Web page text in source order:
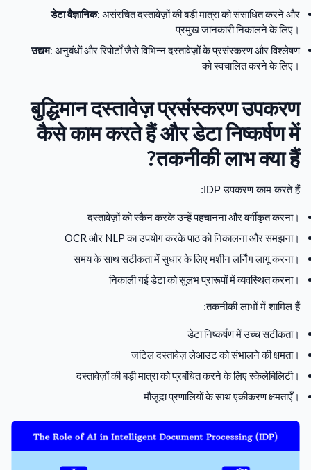
डेटा वैज्ञानिक: असंरचित दस्तावेज़ों की बड़ी मात्रा को संसाधित करने और
प्रमुख जानकारी निकालने के लिए।
उद्यम: अनुबंधों और रिपोर्टों जैसे विभिन्न दस्तावेज़ों के प्रसंस्करण और विश्लेषण
को स्वचालित करने के लिए।
बुद्धिमान दस्तावेज़ प्रसंस्करण उपकरण
कैसे काम करते हैं और डेटा निष्कर्षण में
तकनीकी लाभ क्या हैं?
IDP उपकरण काम करते हैं:
दस्तावेज़ों को स्कैन करके उन्हें पहचानना और वर्गीकृत करना।
OCR और NLP का उपयोग करके पाठ को निकालना और समझना।
समय के साथ सटीकता में सुधार के लिए मशीन लर्निंग लागू करना।
निकाली गई डेटा को सुलभ प्रारूपों में व्यवस्थित करना।
तकनीकी लाभों में शामिल हैं:
डेटा निष्कर्षण में उच्च सटीकता।
जटिल दस्तावेज़ लेआउट को संभालने की क्षमता।
दस्तावेज़ों की बड़ी मात्रा को प्रबंधित करने के लिए स्केलेबिलिटी।
मौजूदा प्रणालियों के साथ एकीकरण क्षमताएँ।